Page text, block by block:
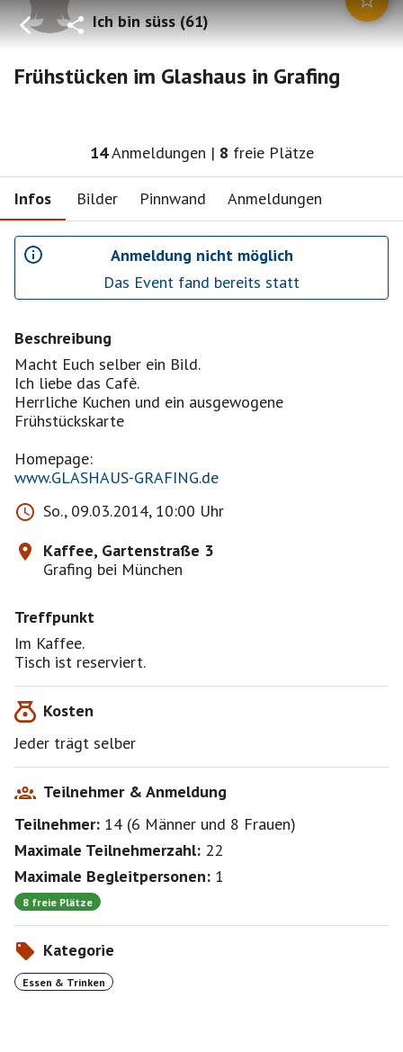
Ich bin süss(61)
Frühstücken im Glashaus in Grafing
14Anmeldungen | 8 freie Plätze
Infos Bilder Pinnwand Anmeldungen
Anmeldung nicht möglich
Das Event fand bereits statt
Beschreibung
Macht Euch selber ein Bild.
Ich liebe das Cafè.
Herrliche Kuchen und ein ausgewogene
Frühstückskarte
www.GLASHAUS-GRAFING.de
So., 09.03.2014, 10:00 Uhr
Kaffee, Gartenstraße 3
Grafing bei München
Treffpunkt
Im Kaffee.
Tisch ist reserviert.
Kosten
Jeder trägt selber
Teilnehmer & Anmeldung
Teilnehmer: 14 (6 Männer und 8 Frauen)
Maximale Teilnehmerzahl: 22
Maximale Begleitpersonen: 1
8 freie Plätze
Kategorie
Essen & Trinken